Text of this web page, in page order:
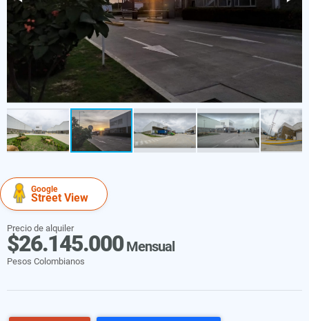
Google
Street View
Precio de alquiler
$26.145.000Mensual
Pesos Colombianos